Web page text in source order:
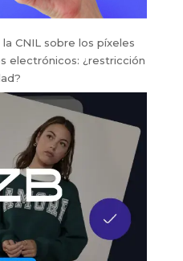
CNIL sobre los píxeles
electrónicos: ¿restricción